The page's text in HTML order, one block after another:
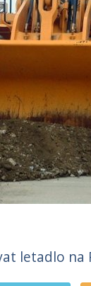
letadlo na